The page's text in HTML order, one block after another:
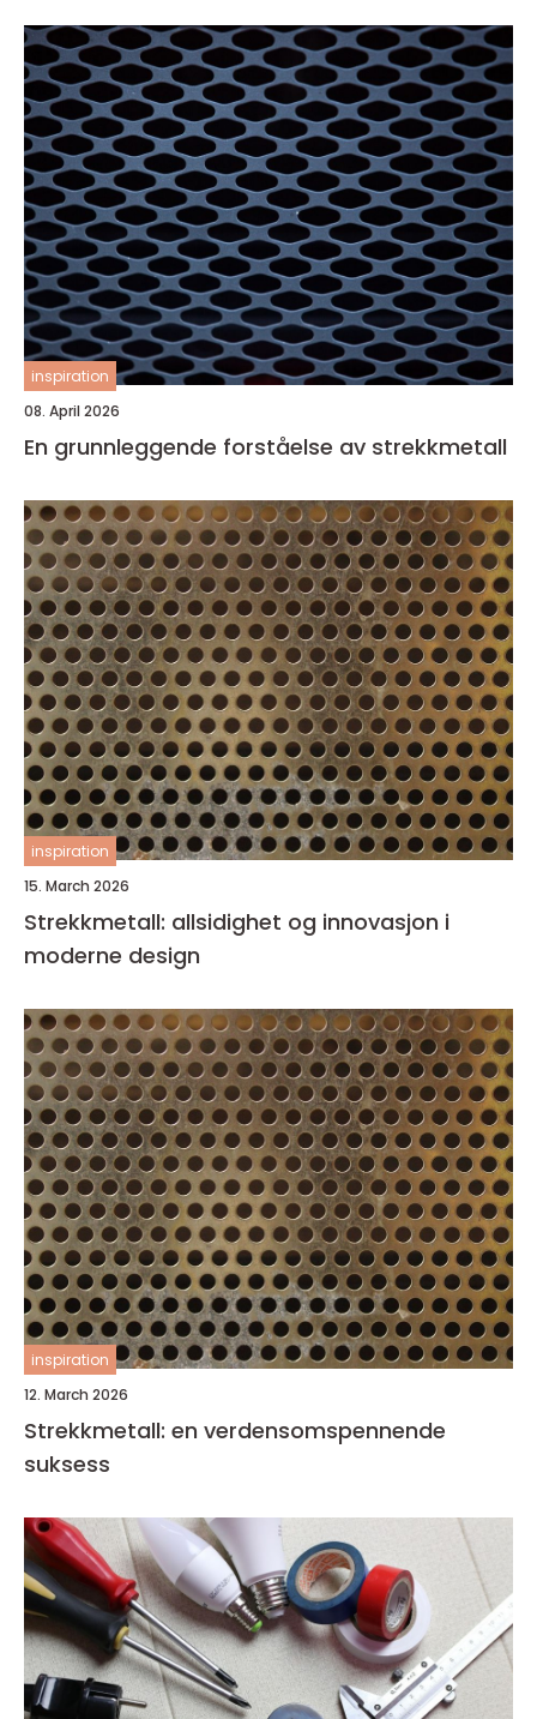
inspiration
08. April 2026
En grunnleggende forståelse av strekkmetall
inspiration
15. March 2026
Strekkmetall: allsidighet og innovasjon i
moderne design
inspiration
12. March 2026
Strekkmetall: en verdensomspennende
suksess